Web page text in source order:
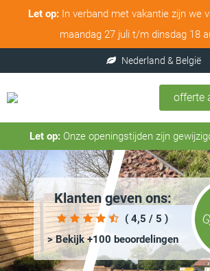
Let op:In verband met vakantie zijn we
maandag 27 juli t/m dinsdag 18
offerte
Let op:Onze openingstijden zijn
Klanten geven ons:
( 4,5 / 5 )
> Bekijk +100 beoordelingen